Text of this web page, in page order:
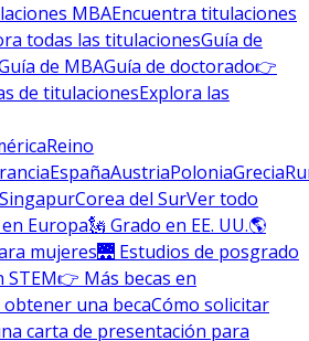
MBAEncuentra titulaciones
todas las titulacionesGuía de
de MBAGuía de doctorado👉
de titulacionesExplora las
Reino
EspañaAustriaPoloniaGrecia
SingapurCorea del SurVer todo
Europa🗽 Grado en EE. UU.🌎
mujeres🌉 Estudios de posgrado
STEM👉 Más becas en
obtener una becaCómo solicitar
carta de presentación para